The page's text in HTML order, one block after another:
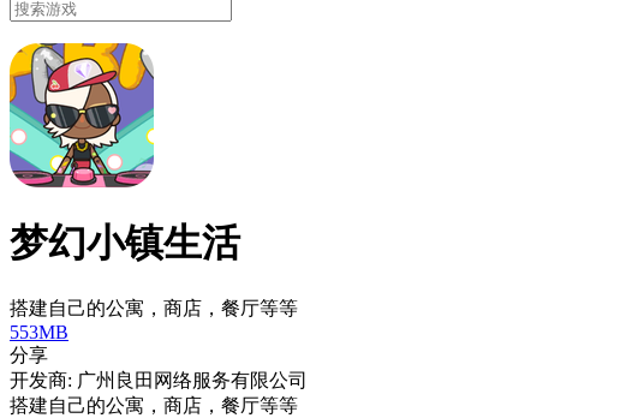
梦幻小镇生活
搭建自己的公寓，商店，餐厅等等
553MB
分享
开发商: 广州良田网络服务有限公司
搭建自己的公寓，商店，餐厅等等